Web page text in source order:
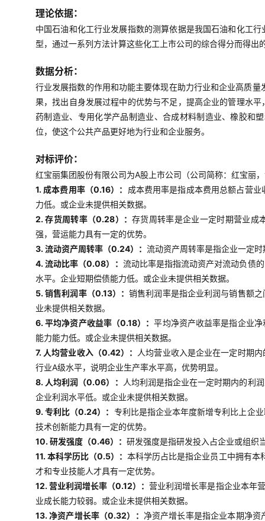
理论依据：
中国石油和化工行业发展指数的测算依据是我国石油和化工
型，通过一系列方法计算这些化工上市公司的综合得分而得
数据分析：
行业发展指数的作用和功能主要体现在助力行业和企业高质
果，找出自身发展过程中的优势与不足，提高企业的管理水
药制造业、专用化学产品制造业、合成材料制造业、橡胶和
位，使这个公共产品更好地为行业和企业服务。
对标评价：
红宝丽集团股份有限公司为A股上市公司（公司简称：红宝丽
1. 成本费用率（0.16）： 成本费用率是指成本费用总额占营
力低。或企业未提供相关数据。
2. 存货周转率（0.28）：存货周转率是企业一定时期营业成
强，营运能力具有一定的优势。
3. 流动资产周转率（0.24）： 流动资产周转率是指企业一定
4. 流动比率（0.08）： 流动比率是指指流动资产对流动负债
水平。企业短期偿债能力低。或企业未提供相关数据。
5. 销售利润率（0.13）：销售利润率是指企业利润与销售额
业未提供相关数据。
6. 平均净资产收益率（0.18）：平均净资产收益率是指企业
能力能力低。或企业未提供相关数据。
7. 人均营业收入（0.42）：
人均营业收入是企业在一定时期
行业A级水平，说明企业生产率水平高，优势明显。
8. 人均利润（0.06）：
人均利润是指企业在一定时期内的利
企业利润水平低。或企业未提供相关数据。
9. 专利比（0.24）： 专利比是指企业本年度新增专利比上企
技术创新能力具有一定的优势。
10. 研发强度（0.46）： 研发强度是指研发投入占企业或组织
11. 本科学历比（0.5）：本科学历占比是指企业员工中拥有本
才和专业技能人才具有一定优势。
12. 营业利润增长率（0.12）：营业利润增长率是指企业本年
业成长能力较弱。或企业未提供相关数据。
13. 净资产增长率（0.32）： 净资产增长率是指企业本期净